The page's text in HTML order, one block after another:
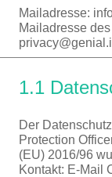
Mailadresse:
Mailadresse
1.1
Der
Protection
(EU) 2016/96
Kontakt: E-Mail